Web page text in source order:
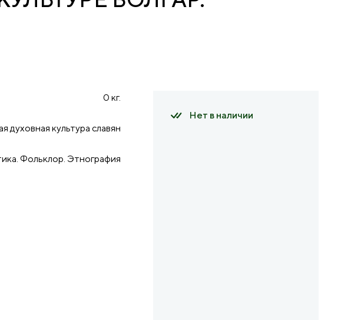
0 кг.
духовная культура славян
Фольклор. Этнография
Нет в наличии